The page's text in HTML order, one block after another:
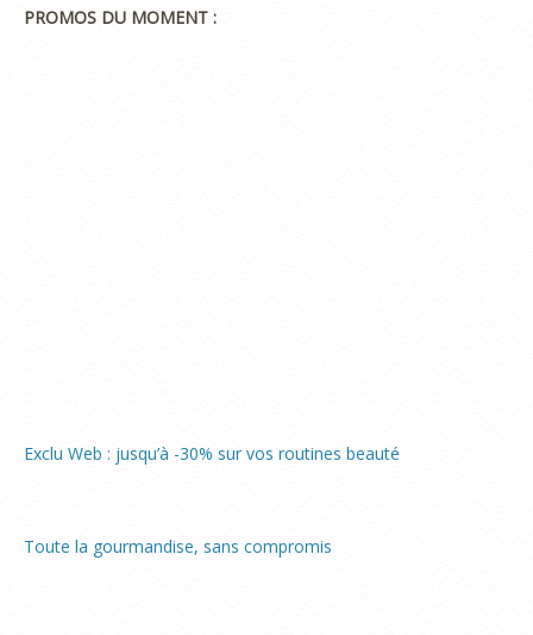
PROMOS DU MOMENT :
Exclu Web : jusqu’à -30% sur vos routines beauté
Toute la gourmandise, sans compromis